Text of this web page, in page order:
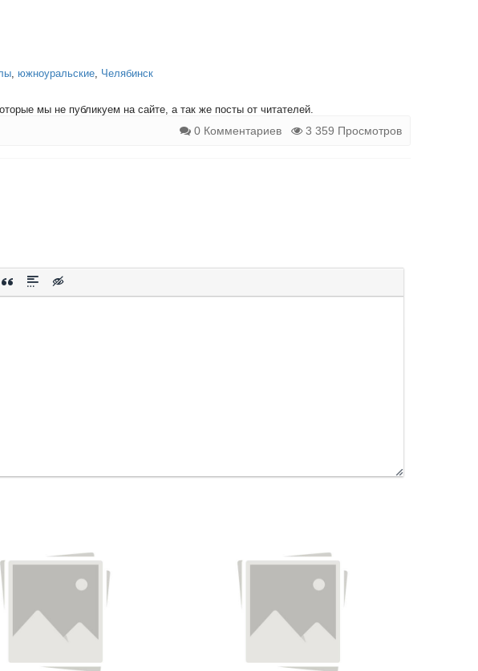
, южноуральские, Челябинск
мы не публикуем на сайте, а так же посты от читателей.
0 Комментариев 3 359 Просмотров